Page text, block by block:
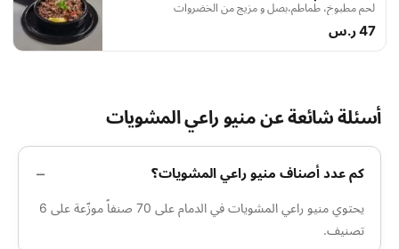
لحم مطبوخ، طماطم،بصل و مزيج من الخضروات
47 ر.س
أسئلة شائعة عن منيو راعي المشويات
كم عدد أصناف منيو راعي المشويات؟
يحتوي منيو راعي المشويات في الدمام على 70 صنفاً موزّعة على 6
تصنيف.